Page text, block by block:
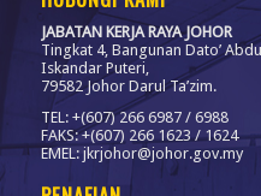
JABATAN KERJA RAYA JOHOR
Tingkat 4, Bangunan Dato’
Iskandar Puteri,
79582 Johor Darul Ta’zim.
TEL: +(607) 266 6987 / 6988
FAKS: +(607) 266 1623 / 1624
EMEL: jkrjohor@johor.gov.my